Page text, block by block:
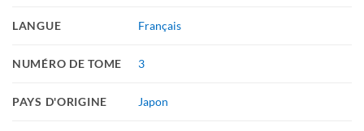
LANGUE Français
NUMÉRO DE TOME 3
PAYS D'ORIGINE Japon